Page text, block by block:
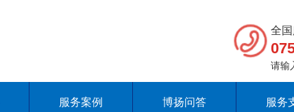
全
服务案例 博扬问答 服务